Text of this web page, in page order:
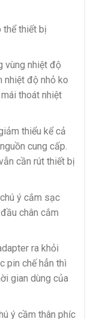
thể thiết bị
vùng nhiệt độ
nhiệt độ nhỏ ko
thoát nhiệt
thiểu kể cả
cung cấp.
cần rút thiết bị
ý cắm sạc
chân cắm
ra khỏi
pin chế hẳn thì
gian dùng của
ý cầm thân phíc